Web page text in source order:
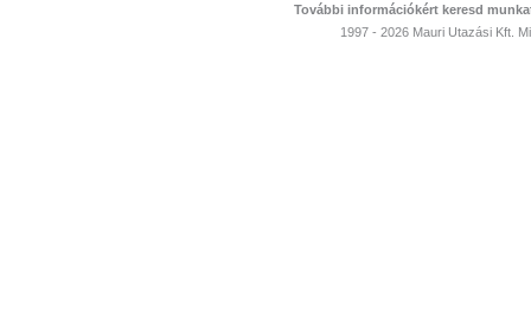
További információkért keresd
1997 - 2026 Mauri Utazási Kft.